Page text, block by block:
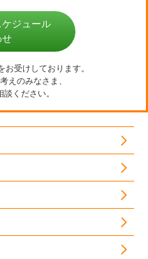
ジュール
せ
受けしております。
えのみなさま、
ください。